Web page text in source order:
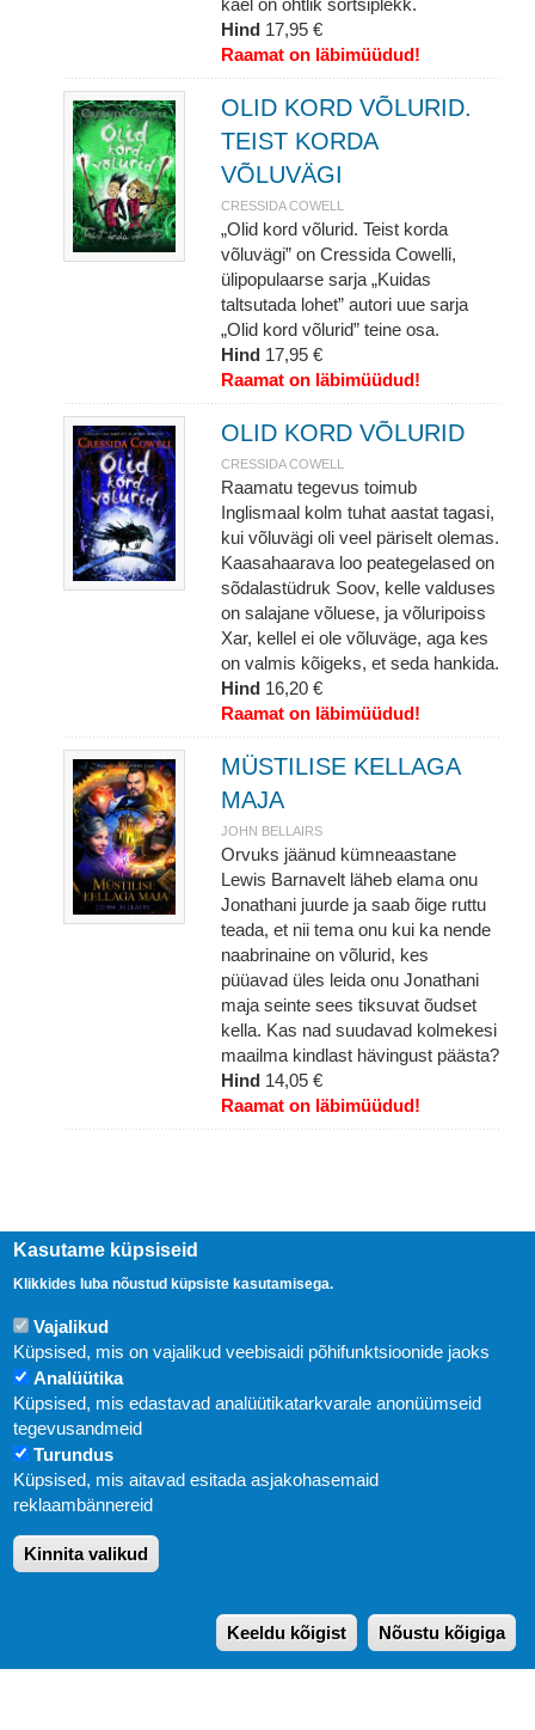
käel on ohtlik sortsiplekk.
Hind 17,95 €
Raamat on läbimüüdud!
OLID KORD VÕLURID.
TEIST KORDA
VÕLUVÄGI
CRESSIDA COWELL
„Olid kord võlurid. Teist korda
võluvägi” on Cressida Cowelli,
ülipopulaarse sarja „Kuidas
taltsutada lohet” autori uue sarja
„Olid kord võlurid” teine osa.
Hind 17,95 €
Raamat on läbimüüdud!
OLID KORD VÕLURID
CRESSIDA COWELL
Raamatu tegevus toimub
Inglismaal kolm tuhat aastat tagasi,
kui võluvägi oli veel päriselt olemas.
Kaasahaarava loo peategelased on
sõdalastüdruk Soov, kelle valduses
on salajane võluese, ja võluripoiss
Xar, kellel ei ole võluväge, aga kes
on valmis kõigeks, et seda hankida.
Hind 16,20 €
Raamat on läbimüüdud!
MÜSTILISE KELLAGA
MAJA
JOHN BELLAIRS
Orvuks jäänud kümneaastane
Lewis Barnavelt läheb elama onu
Jonathani juurde ja saab õige ruttu
teada, et nii tema onu kui ka nende
naabrinaine on võlurid, kes
püüavad üles leida onu Jonathani
maja seinte sees tiksuvat õudset
kella. Kas nad suudavad kolmekesi
maailma kindlast hävingust päästa?
Hind 14,05 €
Raamat on läbimüüdud!
Uudised
KIRJASTUS PEGASUS OÜ © 2020
Paldiski mnt. 29 (A korpus VI korrus), Tallinn
E-post:pegasus[at]pegasus.ee
Kasutame küpsiseid
Klikkides luba nõustud küpsiste kasutamisega.
Vajalikud
Küpsised, mis on vajalikud veebisaidi põhifunktsioonide jaoks
Analüütika
Küpsised, mis edastavad analüütikatarkvarale anonüümseid
tegevusandmeid
Turundus
Küpsised, mis aitavad esitada asjakohasemaid
reklaambännereid
Kinnita valikud
Keeldu kõigist Nõustu kõigiga